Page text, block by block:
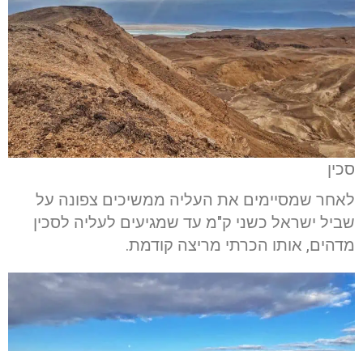
סכין
לאחר שמסיימים את העליה ממשיכים צפונה על
שביל ישראל כשני ק"מ עד שמגיעים לעליה לסכין
מדהים, אותו הכרתי מריצה קודמת.